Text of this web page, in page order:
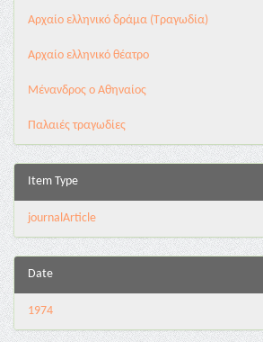
Αρχαίο ελληνικό δράμα (Τραγωδία)
Αρχαίο ελληνικό θέατρο
Μένανδρος ο Αθηναίος
Παλαιές τραγωδίες
Item Type
journalArticle
Date
1974